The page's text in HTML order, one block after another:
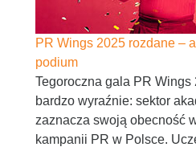
PR Wings 2025 rozdane –
podium
Tegoroczna gala PR Wings
bardzo wyraźnie: sektor
zaznacza swoją obecność
kampanii PR w Polsce.